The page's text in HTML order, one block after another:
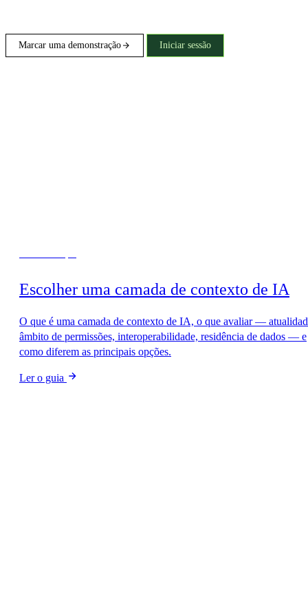
Marcar uma demonstração Iniciar sessão
Escolher uma camada de contexto de IA
O que é uma camada de contexto de IA, o que avaliar —
âmbito de permissões, interoperabilidade, residência de dados — e
como diferem as principais opções.